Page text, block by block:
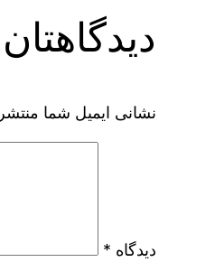
نشانی ایمیل شما
دیدگاه *